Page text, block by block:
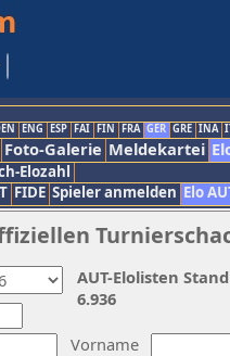
ENG ESP FAI FIN FRA GER GRE INA
Foto-Galerie Meldekartei
Elozahl
FIDE Spieler anmelden Elo
Vorname
AUT-Elolisten
6.936